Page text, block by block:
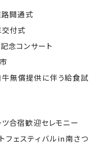
開通式
付式
念コンサート
無償提供に伴う給食試
合宿歓迎セレモニー
ェスティバルin南さつ